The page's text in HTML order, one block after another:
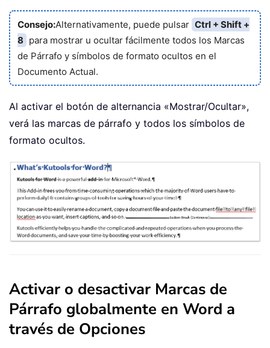
Consejo:Alternativamente, puede pulsar Ctrl + Shift +
8 para mostrar u ocultar fácilmente todos los Marcas
de Párrafo y símbolos de formato ocultos en el
Documento Actual.
Al activar el botón de alternancia «Mostrar/Ocultar»,
verá las marcas de párrafo y todos los símbolos de
formato ocultos.
Activar o desactivar Marcas de
Párrafo globalmente en Word a
través de Opciones